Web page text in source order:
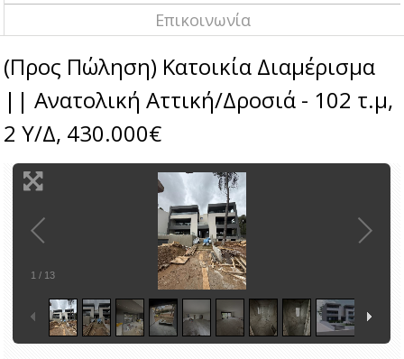
Επικοινωνία
(Προς Πώληση) Κατοικία Διαμέρισμα
|| Ανατολική Αττική/Δροσιά - 102 τ.μ,
2 Υ/Δ, 430.000€
1 / 13